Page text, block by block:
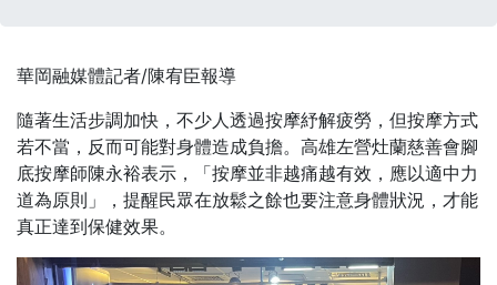
華岡融媒體記者/陳宥臣報導
隨著生活步調加快，不少人透過按摩紓解疲勞，但按摩方式
若不當，反而可能對身體造成負擔。高雄左營灶蘭慈善會腳
底按摩師陳永裕表示，「按摩並非越痛越有效，應以適中力
道為原則」，提醒民眾在放鬆之餘也要注意身體狀況，才能
真正達到保健效果。